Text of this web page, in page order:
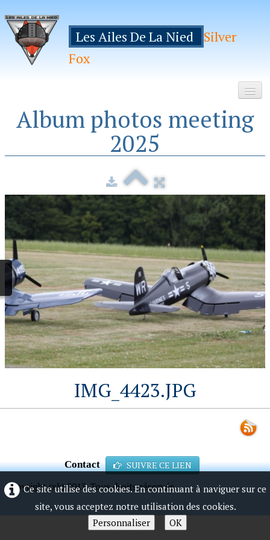
Les Ailes De La Nied
Silver
Fox
Accueil
Inscription
Manifestations
Hebergements
Album photos meeting
2025
IMG_4423.JPG
Contact SUIVRE CE LIEN
Copyright (xk) 2013. Tous droits réservés.
Ce site utilise des cookies. En continuant à naviguer sur ce
site, vous acceptez notre utilisation des cookies.
Personnaliser
OK